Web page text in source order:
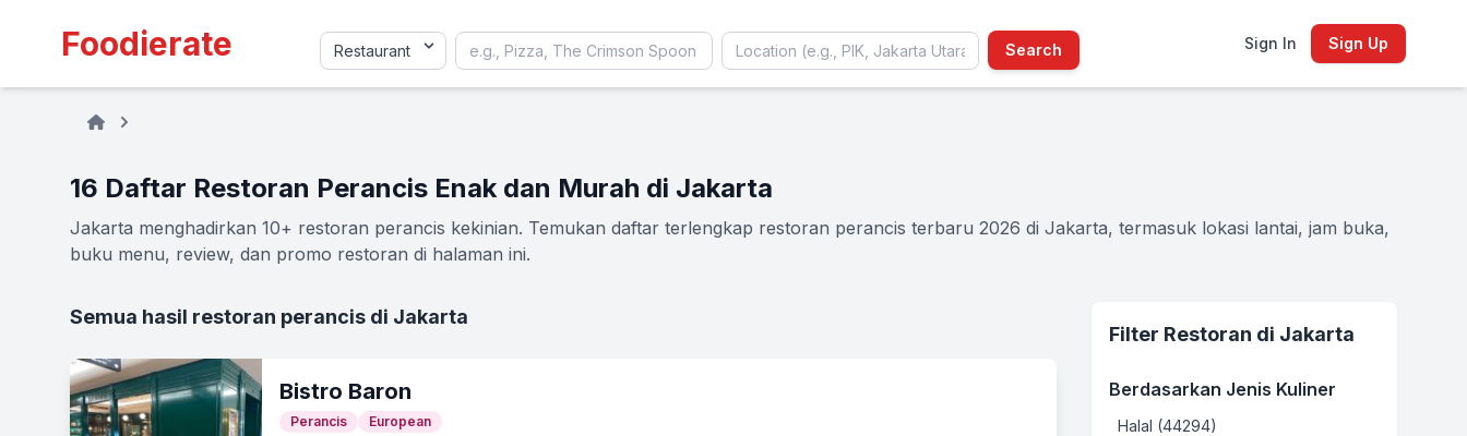
Foodierate Search Sign In Sign Up
16 Daftar Restoran Perancis Enak dan Murah di Jakarta
Jakarta menghadirkan 10+ restoran perancis kekinian. Temukan daftar terlengkap restoran perancis terbaru 2026 di Jakarta, termasuk lokasi lantai, jam buka,
buku menu, review, dan promo restoran di halaman ini.
Semua hasil restoran perancis di Jakarta
Bistro Baron
Perancis European
Filter Restoran di Jakarta
Berdasarkan Jenis Kuliner
Halal (44294)